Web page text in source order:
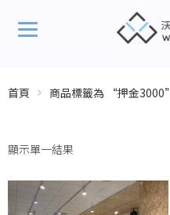
首頁 商品標籤為 “押金3000”
顯示單一結果